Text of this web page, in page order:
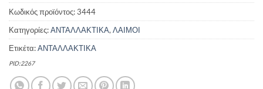
Κωδικός προϊόντος:3444
Κατηγορίες:ΑΝΤΑΛΛΑΚΤΙΚΑ, ΛΑΙΜΟΙ
Ετικέτα:ΑΝΤΑΛΛΑΚΤΙΚΑ
PID:2267